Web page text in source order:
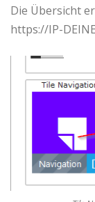
Die Übersicht
https://IP-